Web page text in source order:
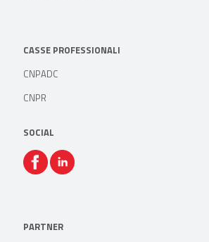
CASSE PROFESSIONALI
CNPADC
CNPR
SOCIAL
PARTNER